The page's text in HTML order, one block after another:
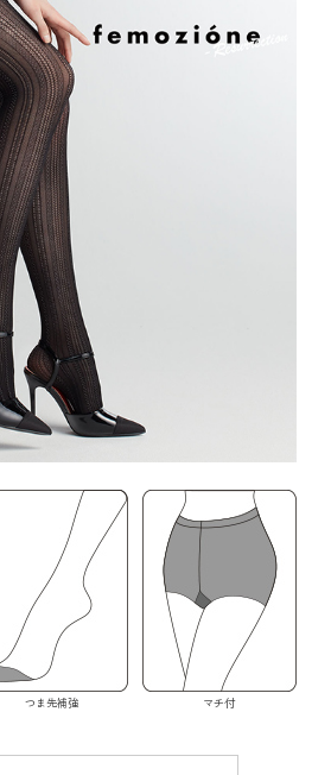
つま先補強 マチ付